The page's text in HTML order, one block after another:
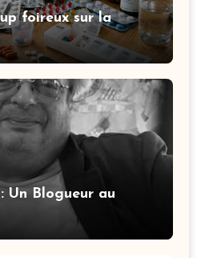
foireux sur la
Un Blogueur au